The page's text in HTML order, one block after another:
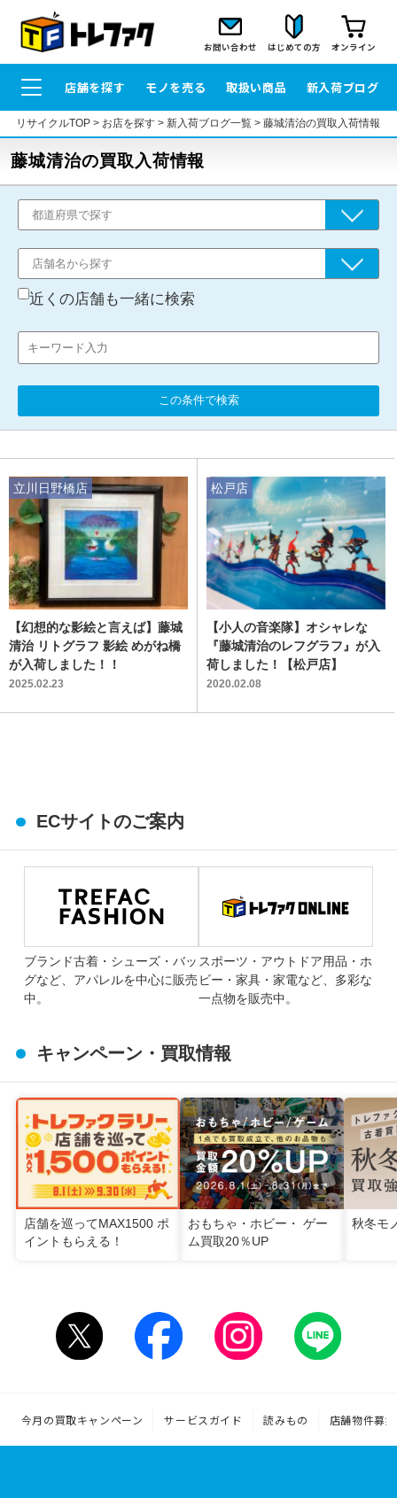
お問い合わせ はじめての方 オンライン
店舗を探す モノを売る 取扱い商品 新入荷ブログ
リサイクルTOP> お店を探す> 新入荷ブログ一覧> 藤城清治の買取入荷情報
藤城清治の買取入荷情報
近くの店舗も一緒に検索
この条件で検索
【幻想的な影絵と言えば】藤城
清治 リトグラフ 影絵 めがね橋
が入荷しました！！
2025.02.23
立川日野橋店
【小人の音楽隊】オシャレな
『藤城清治のレフグラフ』が入
荷しました！【松戸店】
2020.02.08
松戸店
ECサイトのご案内
ブランド古着・シューズ・バッ
グなど、アパレルを中心に販売
中。
スポーツ・アウトドア用品・ホ
ビー・家具・家電など、多彩な
一点物を販売中。
キャンペーン・買取情報
店舗を巡ってMAX1500 ポ
イントもらえる！
おもちゃ・ホビー・ ゲー
ム買取20％UP
秋冬モ
今月の買取キャンペーン サービスガイド 読みもの 店舗物件募集